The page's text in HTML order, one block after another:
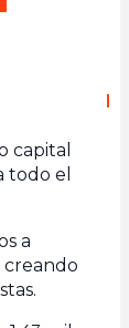
capital
todo el
a
creando